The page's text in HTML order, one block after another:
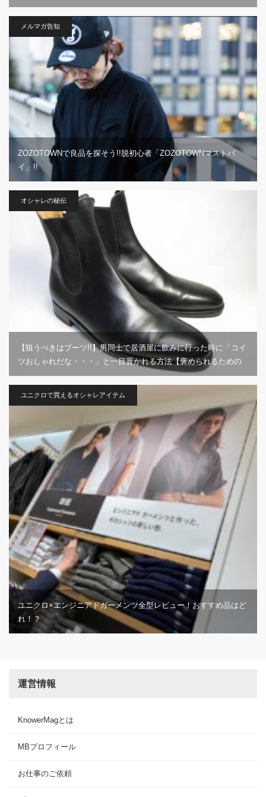
メルマガ告知
ZOZOTOWNで良品を探そう!!脱初心者「ZOZOTOWNマストバ
イ」!!
オシャレの秘伝
【狙うべきはブーツ!!】男同士で居酒屋に飲みに行った時に「コイ
ツおしゃれだな・・・」と一目置かれる方法【褒められるための
ファッション講座】
ユニクロで買えるオシャレアイテム
ユニクロ×エンジニアドガーメンツ全型レビュー！おすすめ品はど
れ！？
運営情報
KnowerMagとは
MBプロフィール
お仕事のご依頼